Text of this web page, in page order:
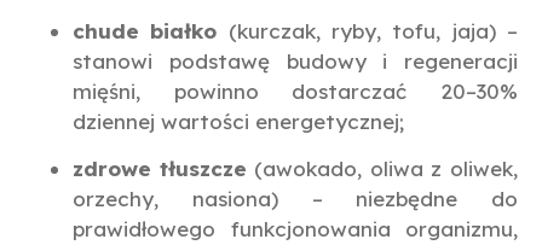
chude białko (kurczak, ryby, tofu, jaja) –
stanowi podstawę budowy i regeneracji
mięśni, powinno dostarczać 20–30%
dziennej wartości energetycznej;
zdrowe tłuszcze (awokado, oliwa z oliwek,
orzechy, nasiona) – niezbędne do
prawidłowego funkcjonowania organizmu,